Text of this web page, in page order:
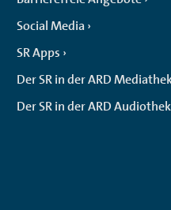
Social Media
SR Apps
Der SR in der ARD
Der SR in der ARD Audiothek